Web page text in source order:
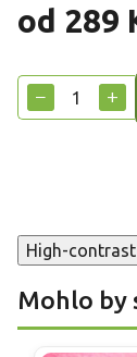
od 289
cena:
+
−
High-
Mohlo by